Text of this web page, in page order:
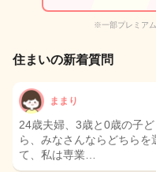
※一部プレミア
住まいの新着質問
ままり
24歳夫婦、3歳と0歳の子
ら、みなさんならどちら
て、私は専業…